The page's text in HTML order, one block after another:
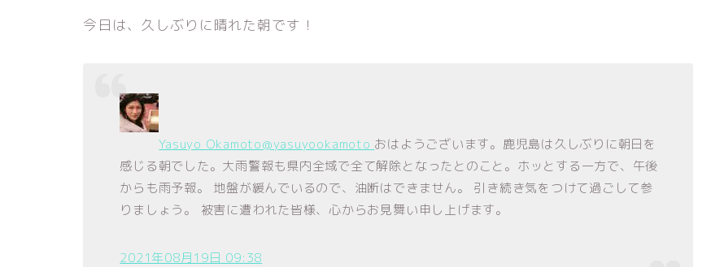
今日は、久しぶりに晴れた朝です！
Yasuyo Okamoto@yasuyookamoto おはようございます。鹿児島は久しぶりに朝日を
感じる朝でした。大雨警報も県内全域で全て解除となったとのこと。ホッとする一方で、午後
からも雨予報。 地盤が緩んでいるので、油断はできません。 引き続き気をつけて過ごして参
りましょう。 被害に遭われた皆様、心からお見舞い申し上げます。
2021年08月19日 09:38